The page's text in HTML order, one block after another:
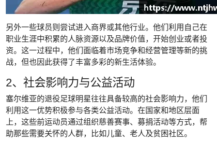
另外一些球员则尝试进入商界或其他行业。他们利用自己在
职业生涯中积累的人脉资源以及品牌价值，开始创业或者投
资。这一过程中，他们面临着市场竞争和经营管理等新的挑
战，但也因此获得了丰富多彩的新生活体验。
2、社会影响力与公益活动
塞尔维亚的退役足球明星往往具备较高的社会影响力，他们
利用这一优势积极参与各类公益活动。在国家和地区层面
上，这些前运动员通过组织慈善赛事、募捐活动等方式，帮
助那些需要关怀的人群，比如儿童、老人及贫困社区。